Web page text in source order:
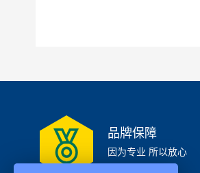
品牌保障
因为专业 所以放心